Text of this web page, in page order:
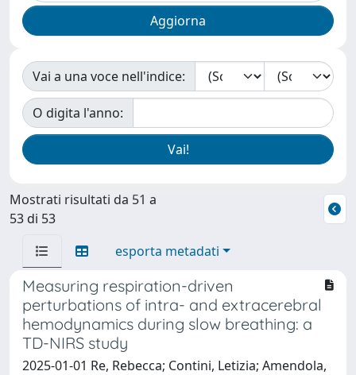
Vai a una voce nell'indice:
O digita l'anno:
Mostrati risultati da 51 a
53 di 53
esporta metadati
Measuring respiration-driven
perturbations of intra- and extracerebral
hemodynamics during slow breathing: a
TD-NIRS study
2025-01-01 Re, Rebecca; Contini, Letizia; Amendola,